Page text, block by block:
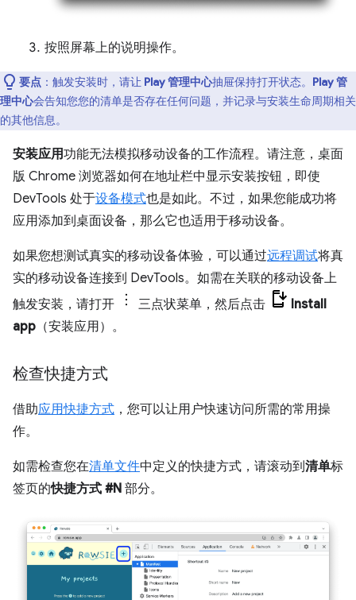
按照屏幕上的说明操作。
要点 ：触发安装时，请让 Play 管理中心抽屉保持打开状态。 Play 管
理中心会告知您您的清单是否存在任何问题，并记录与安装生命周期相关
的其他信息。
安装应用功能无法模拟移动设备的工作流程。请注意，桌面
版 Chrome 浏览器如何在地址栏中显示安装按钮，即使
DevTools 处于设备模式也是如此。不过，如果您能成功将
应用添加到桌面设备，那么它也适用于移动设备。
如果您想测试真实的移动设备体验，可以通过远程调试将真
实的移动设备连接到 DevTools。如需在关联的移动设备上
触发安装，请打开
三点状菜单，然后点击
Install
app （安装应用）。
检查快捷方式
借助应用快捷方式 ，您可以让用户快速访问所需的常用操
作。
如需检查您在清单文件中定义的快捷方式，请滚动到清单标
签页的快捷方式 #N 部分。